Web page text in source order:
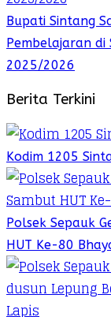
Bupati Sintang
Pembelajaran
2025/2026
Berita Terkini
Kodim 1205
Polsek Sepauk
HUT Ke-80